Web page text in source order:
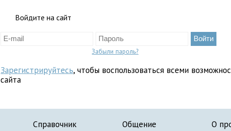
Войдите на сайт
Забыли пароль?
Зарегистрируйтесь, чтобы воспользоваться всеми
сайта
Справочник Общение О